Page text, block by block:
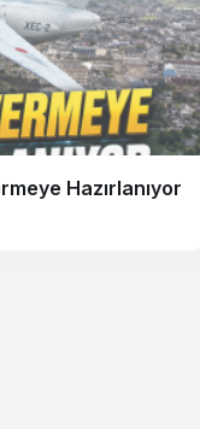
Hazırlanıyor